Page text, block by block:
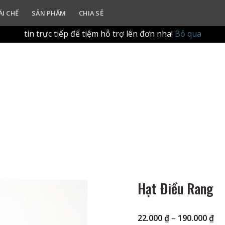
in-store refill experience. Please drop by the shop with
tin trực tiếp để tiệm hỗ trợ lên đơn nha! Bỏ qua
CHẾ SẢN PHẨM CHIA SẺ
Hạt Điều Rang
22.000₫ – 190.000₫